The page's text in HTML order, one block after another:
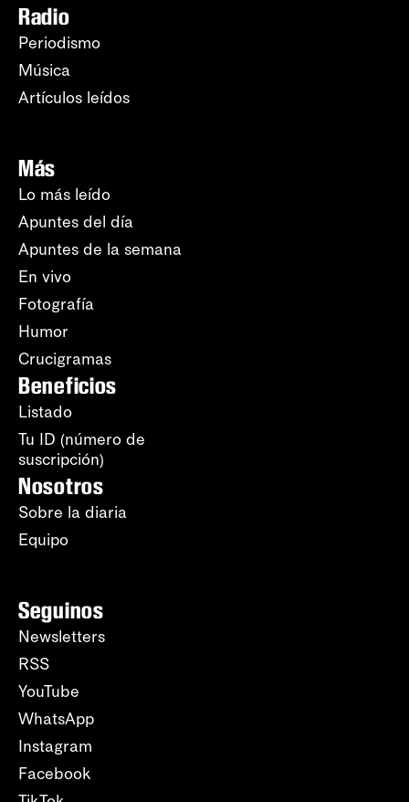
Radio
Periodismo
Música
Artículos leídos
Más
Lo más leído
Apuntes del día
Apuntes de la semana
En vivo
Fotografía
Humor
Crucigramas
Beneficios
Listado
Tu ID (número de
suscripción)
Nosotros
Sobre la diaria
Equipo
Seguinos
Newsletters
RSS
YouTube
WhatsApp
Instagram
Facebook